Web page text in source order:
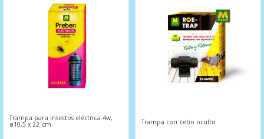
Trampa para insectos eléctrica 4w,
ø10,5 x 22 cm Trampa con cebo oculto